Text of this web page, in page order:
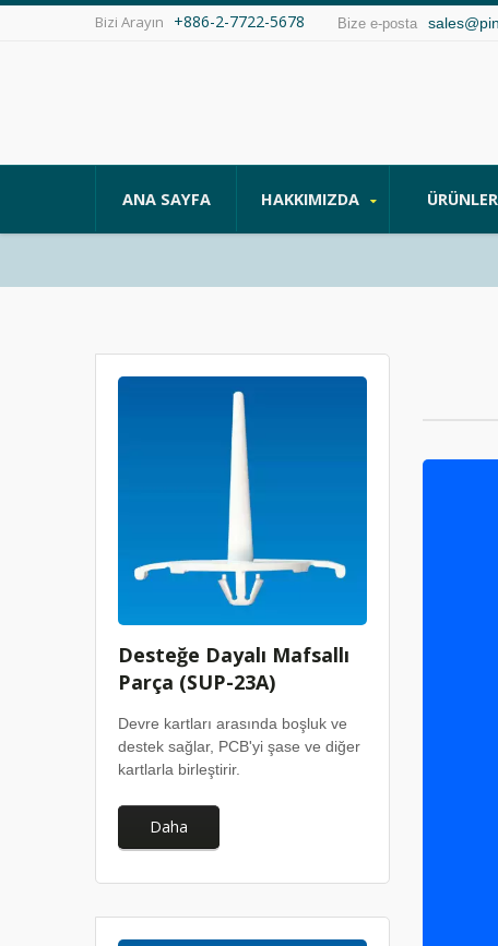
Bizi Arayın +886-2-7722-5678 Bize e-posta
ANA SAYFA HAKKIMIZDA ÜRÜNLER
Desteğe Dayalı Mafsallı
Parça (SUP-23A)
Devre kartları arasında boşluk ve
destek sağlar, PCB'yi şase ve diğer
kartlarla birleştirir.
Daha